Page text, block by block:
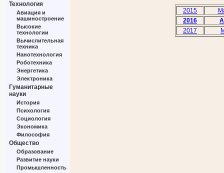
Технология
Авиация и
машиностроение
Высокие
технологии
Вычислительная
техника
Нанотехнология
Роботехника
Энергетика
Электроника
Гуманитарные
науки
История
Психология
Социология
Экономика
Философия
Общество
Образование
Развитие науки
Промышленность
2015
2016
2017